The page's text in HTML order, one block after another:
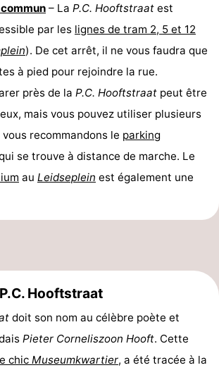
– La P.C. Hooftstraat est
par les lignes de tram 2, 5 et 12
). De cet arrêt, il ne vous faudra que
à pied pour rejoindre la rue.
près de la P.C. Hooftstraat peut être
mais vous pouvez utiliser plusieurs
vous recommandons le parking
se trouve à distance de marche. Le
au Leidseplein est également une
Hooftstraat
doit son nom au célèbre poète et
Pieter Corneliszoon Hooft. Cette
chic Museumkwartier, a été tracée à la